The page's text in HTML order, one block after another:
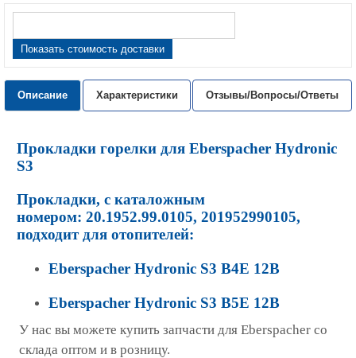
Показать стоимость доставки
Описание Характеристики Отзывы/Вопросы/Ответы
Прокладки горелки для Eberspacher Hydronic
S3
Прокладки, с каталожным
номером: 20.1952.99.0105, 201952990105,
подходит для отопителей:
Eberspacher Hydronic S3 B4E 12В
Eberspacher Hydronic S3 B5E 12В
У нас вы можете купить запчасти для Eberspacher со
склада оптом и в розницу.